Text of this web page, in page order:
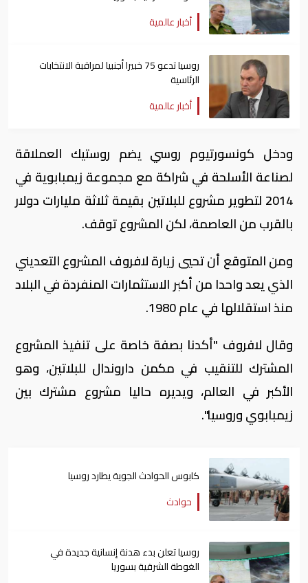
أخبار عالمية
روسيا تدعو 75 خبيرا أجنبيا لمراقبة الانتخابات
الرئاسية
أخبار عالمية
ودخل كونسورتيوم روسي يضم روستيك العملاقة
لصناعة الأسلحة في شراكة مع مجموعة زيمبابوية في
2014 لتطوير مشروع للبلاتين بقيمة ثلاثة مليارات دولار
بالقرب من العاصمة، لكن المشروع توقف.
ومن المتوقع أن تحيي زيارة لافروف المشروع التعديني
الذي يعد واحدا من أكبر الاستثمارات المنفردة في البلاد
منذ استقلالها في عام 1980.
وقال لافروف "أكدنا بصفة خاصة على تنفيذ المشروع
المشترك للتنقيب في مكمن داروندال للبلاتين، وهو
الأكبر في العالم، ويديره حاليا مشروع مشترك بين
زيمبابوي وروسيا".
كابوس الحوادث الجوية يطارد روسيا
حوادث
روسيا تعلن بدء هدنة إنسانية جديدة في
الغوطة الشرقية بسوريا